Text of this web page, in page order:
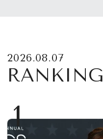
2026.08.07
RANKING
1